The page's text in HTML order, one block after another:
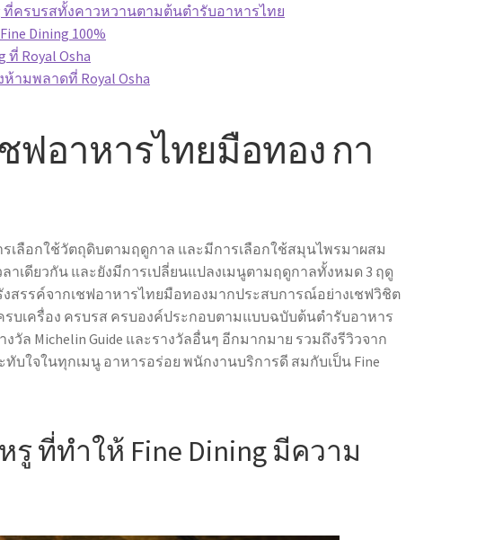
ที่ครบรสทั้งคาวหวานตามต้นตำรับอาหารไทย
Dining 100%
Royal Osha
ามพลาดที่ Royal Osha
ฟอาหารไทยมือทอง กา
ลือกใช้วัตถุดิบตามฤดูกาล และมีการเลือกใช้สมุนไพรมาผสม
เดียวกัน และยังมีการเปลี่ยนแปลงเมนูตามฤดูกาลทั้งหมด 3 ฤดู
สรรค์จากเชฟอาหารไทยมือทองมากประสบการณ์อย่างเชฟวิชิต
บเครื่อง ครบรส ครบองค์ประกอบตามแบบฉบับต้นตำรับอาหาร
Michelin Guide และรางวัลอื่นๆ อีกมากมาย รวมถึงรีวิวจาก
ทับใจในทุกเมนู อาหารอร่อย พนักงานบริการดี สมกับเป็น Fine
รู ที่ทำให้ Fine Dining มีความ